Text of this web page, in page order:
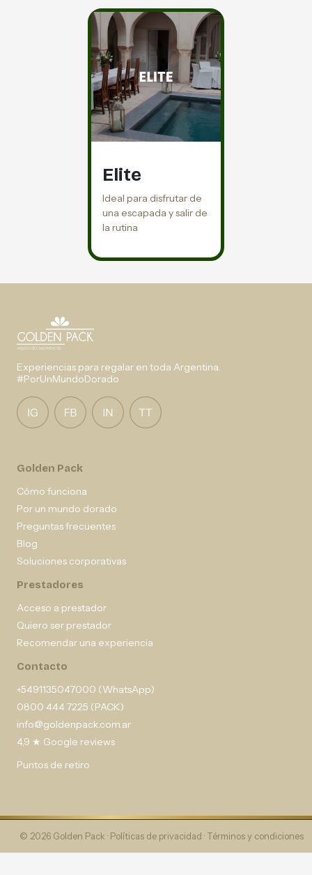
Elite
Ideal para disfrutar de
una escapada y salir de
la rutina
Experiencias para regalar en toda Argentina.
#PorUnMundoDorado
Golden Pack
Cómo funciona
Por un mundo dorado
Preguntas frecuentes
Blog
Soluciones corporativas
Prestadores
Acceso a prestador
Quiero ser prestador
Recomendar una experiencia
Contacto
+5491135047000 (WhatsApp)
0800 444 7225 (PACK)
info@goldenpack.com.ar
4,9 ★ Google reviews
Puntos de retiro
© 2026 Golden Pack · Políticas de privacidad · Términos y condiciones